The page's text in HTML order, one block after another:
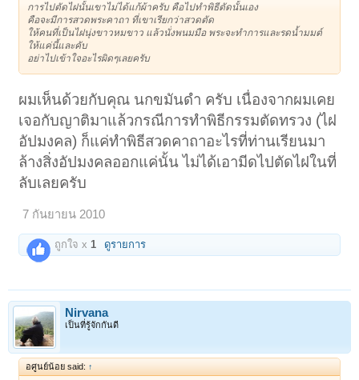
การไปตัดไฝนั้นเขาไม่ได้แก้ผ้าครับ คือไปทำพิธีตัดนั้นเอง
คือจะมีการสวดพระคาถา ที่เขาเรียกว่าสวดตัด
ให้คนที่เป็นไฝนุ่งขาวหมขาว แล้วนั่งพนมมือ พระจะทำการและรดน้ำมมต์
ให้แค่นี้และคับ
อย่าไปเข้าใจอะไรผิดๆเลยครับ
ผมเห็นด้วยกับคุณ นกขมันดำ ครับ เนื่องจากผมเคย
เจอกับญาติมาแล้วกรณีการทำพิธีกรรมตัดทรวง (ไฝ
อัปมงคล) ก็แค่ทำพิธีสวดคาถาอะไรที่ท่านเรียนมา
ล้างสิ่งอัปมงคลออกแค่นั้น ไม่ได้เอามีดไปตัดไฝในที่
ลับเลยครับ
7 กันยายน 2010
ถูกใจ x 1 ดูรายการ
Nirvana
เป็นที่รู้จักกันดี
อศูนย์น้อย said: ↑